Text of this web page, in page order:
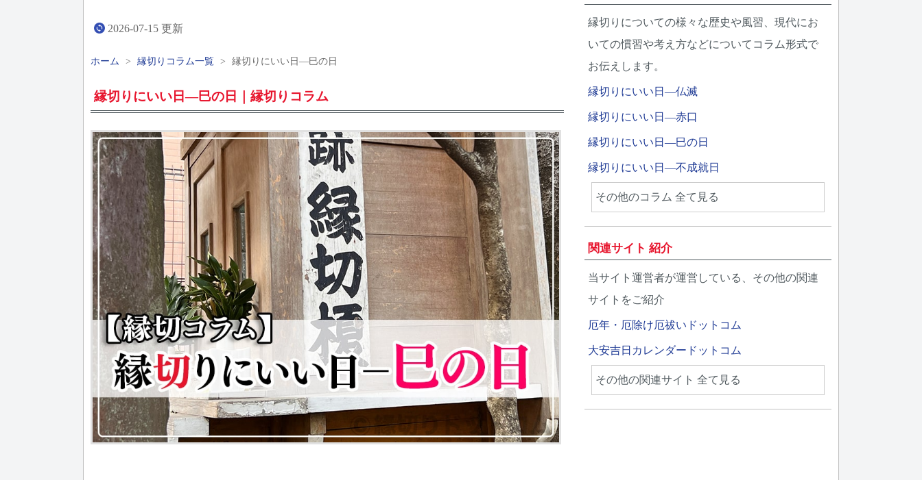
2026-07-15 更新
ホーム > 縁切りコラム一覧 > 縁切りにいい日―巳の日
縁切りにいい日―巳の日｜縁切りコラム
縁切りについての様々な歴史や風習、現代にお
いての慣習や考え方などについてコラム形式で
お伝えします。
縁切りにいい日―仏滅
縁切りにいい日―赤口
縁切りにいい日―巳の日
縁切りにいい日―不成就日
その他のコラム 全て見る
関連サイト 紹介
当サイト運営者が運営している、その他の関連
サイトをご紹介
厄年・厄除け厄祓いドットコム
大安吉日カレンダードットコム
その他の関連サイト 全て見る